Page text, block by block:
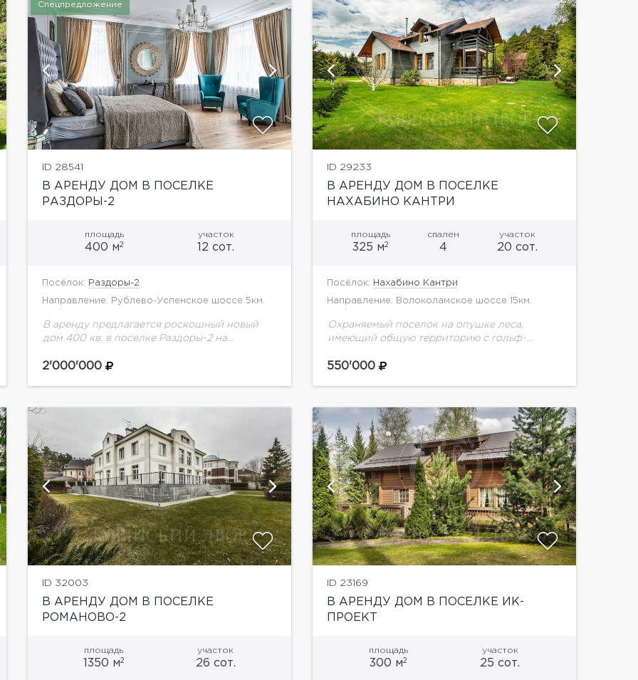
Спецпредложение
ID 28541
В АРЕНДУ ДОМ В ПОСЕЛКЕ
РАЗДОРЫ-2
площадь
400 м2
участок
12 сот.
Посёлок: Раздоры-2
Направление: Рублево-Успенское шоссе 5км.
В аренду предлагается роскошный новый
дом 400 кв. в поселке Раздоры-2 на
зал, столовая, кухня, 4 спальни со своими
2'000'000
показать ещё 29 фотографий
ID 29233
В АРЕНДУ ДОМ В ПОСЕЛКЕ
НАХАБИНО КАНТРИ
площадь
325 м2
спален
4
участок
20 сот.
Посёлок: Нахабино Кантри
Направление: Волоколамское шоссе 15км.
Охраняемый поселок на опушке леса,
имеющий общую территорию с гольф-
услугам богатейшая инфраструктура
550'000
ID 32003
В АРЕНДУ ДОМ В ПОСЕЛКЕ
РОМАНОВО-2
площадь
1350 м2
участок
26 сот.
показать ещё 32 фотографии
ID 23169
В АРЕНДУ ДОМ В ПОСЕЛКЕ ИК-
ПРОЕКТ
площадь
300 м2
участок
25 сот.